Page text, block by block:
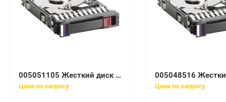
005051105 Жесткий диск EMC 1TB 7.2K 3.5'' SATA
Цена по запросу Цена по запросу